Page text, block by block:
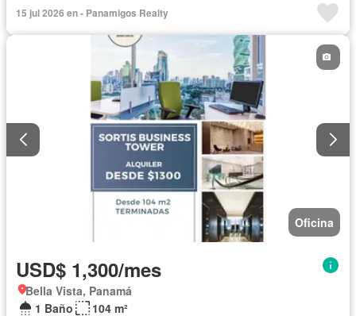
15 jul 2026 en - Panamigos Realty
Oficina
USD$ 1,300/mes
Bella Vista, Panamá
1 Baño
104 m²